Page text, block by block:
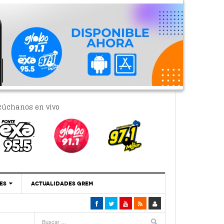
en vivo
‘Se Vale Soñar Con Una Contraloría Ciudadana’
ACTUALIDADES GREM